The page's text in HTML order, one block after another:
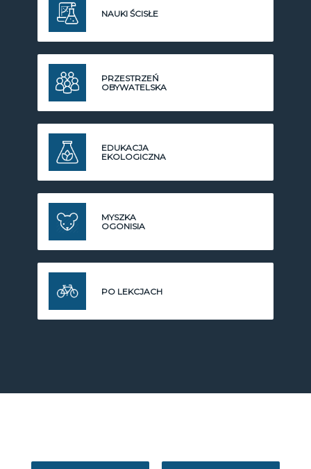
NAUKI ŚCISŁE
PRZESTRZEŃ
OBYWATELSKA
EDUKACJA
EKOLOGICZNA
MYSZKA
OGONISIA
PO LEKCJACH